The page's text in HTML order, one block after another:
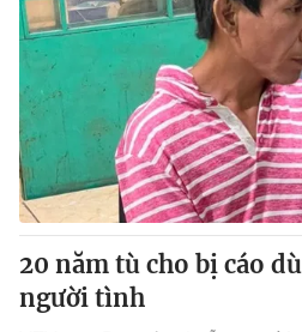
VTV Money
VTV Sức khoẻ Bất
Thị trường 24h
VTV4
VTV9
20 năm tù cho bị cáo
người tình